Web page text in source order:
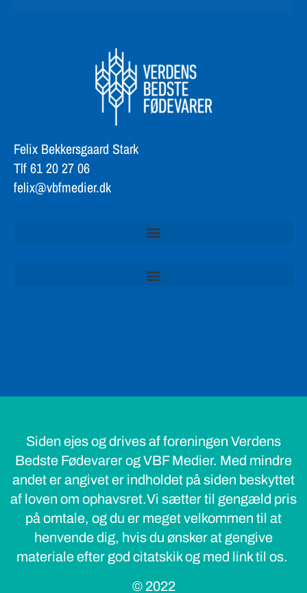
Felix Bekkersgaard Stark
Tlf 61 20 27 06
felix@vbfmedier.dk
Siden ejes og drives af foreningen Verdens
Bedste Fødevarer og VBF Medier. Med mindre
andet er angivet er indholdet på siden beskyttet
af loven om ophavsret.Vi sætter til gengæld pris
på omtale, og du er meget velkommen til at
henvende dig, hvis du ønsker at gengive
materiale efter god citatskik og med link til os.
© 2022